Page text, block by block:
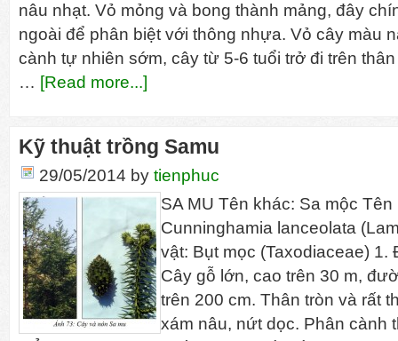
nâu nhạt. Vỏ mỏng và bong thành mảng, đây
ngoài để phân biệt với thông nhựa. Vỏ cây màu
cành tự nhiên sớm, cây từ 5-6 tuổi trở đi trên
… [Read more...]
Kỹ thuật trồng Samu
29/05/2014 by tienphuc
SA MU Tên khác: Sa mộc
Cunninghamia lanceolata
vật: Bụt mọc (Taxodiaceae) 1.
Cây gỗ lớn, cao trên 30 m,
trên 200 cm. Thân tròn và rất
xám nâu, nứt dọc. Phân cành